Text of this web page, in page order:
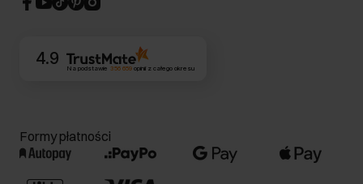
4.9
Na podstawie 356 659opinii z całego okresu
Formy płatności